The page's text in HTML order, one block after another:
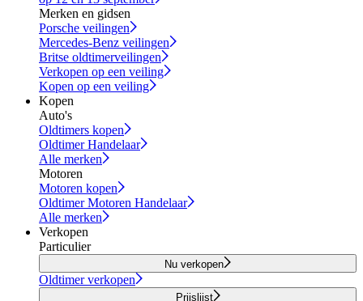
Merken en gidsen
Porsche veilingen
Mercedes-Benz veilingen
Britse oldtimerveilingen
Verkopen op een veiling
Kopen op een veiling
Kopen
Auto's
Oldtimers kopen
Oldtimer Handelaar
Alle merken
Motoren
Motoren kopen
Oldtimer Motoren Handelaar
Alle merken
Verkopen
Particulier
Nu verkopen
Oldtimer verkopen
Prijslijst